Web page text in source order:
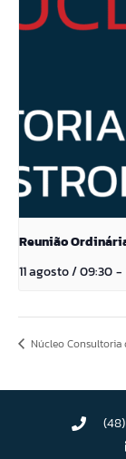
Reunião
11 agosto / 09:30-
Núcleo Consultoria